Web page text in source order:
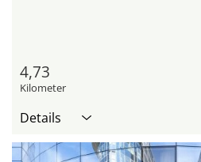
4,73
Kilometer
Details